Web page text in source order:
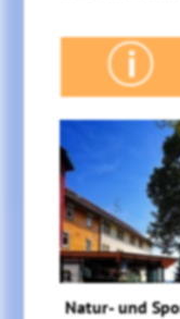
Natur- und